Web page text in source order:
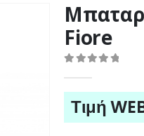
Fiore
Τιμή